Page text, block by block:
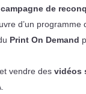
campagne de
d’un programme
Print On Demand
vendre des vidéos